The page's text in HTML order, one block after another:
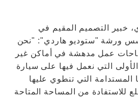
خبير التصميم المقيم في
ورشة "ستوديو هاردي": "نحن
عمل مدهشة في أماكن غير
التي نعمل فيها على سيارة
المستدامة التي تنطوي عليها
للاستفادة من المساحة المتاحة